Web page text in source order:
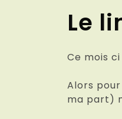
Le
Ce mois
Alors
ma part)